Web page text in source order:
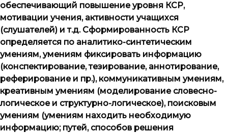
обеспечивающий повышение уровня КСР,
мотивации учения, активности учащихся
(слушателей) и т.д. Сформированность КСР
определяется по аналитико-синтетическим
умениям, умениям фиксировать информацию
(конспектирование, тезирование, аннотирование,
реферирование и пр.), коммуникативным умениям,
креативным умениям (моделирование словесно-
логическое и структурно-логическое), поисковым
умениям (умениям находить необходимую
информацию; путей, способов решения